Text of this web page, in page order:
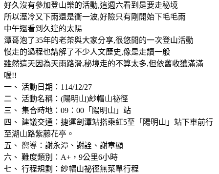
好久沒有參加登山樂的活動,這週六看到是要走秘境
所以溼冷又下雨還是衝一波,好險只有剛開始下毛毛雨
中午還看到久違的太陽
潭哥泡了35年的老茶與大家分享,很悠閒的一次登山活動
慢走的過程也講解了不少人文歷史,像是走讀一般
雖然這天因為天雨路滑,秘境走的不算太多,但依舊收獲滿滿
喔!!
一、 活動日期：114/12/27
二、 活動名稱：(陽明山)紗帽山祕徑
三、 集合時地：09：00「陽明山」站
四、 建議交通：捷運劍潭站搭乘紅5至「陽明山」站下車前行
至湖山路紫藤花亭。
五、 嚮導：謝永潭、謝詮、謝章顯
六、 難度類別：A+，9公里6小時
七、 行程規劃：紗帽山祕徑無菜單行程